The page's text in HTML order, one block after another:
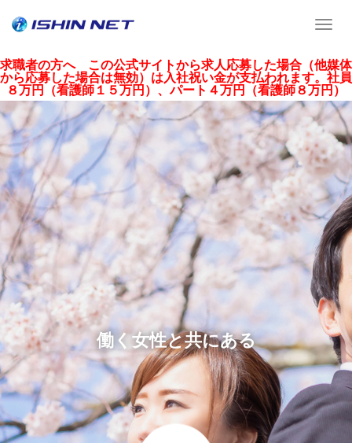
求職者の方へ この公式サイトから求人応募した場合（他媒体
から応募した場合は無効）は入社祝い金が支払われます。社員
８万円（看護師１５万円）、パート４万円（看護師８万円）
T
g
g
l
e
n
a
v
i
g
a
t
i
o
n
働く女性と共にある